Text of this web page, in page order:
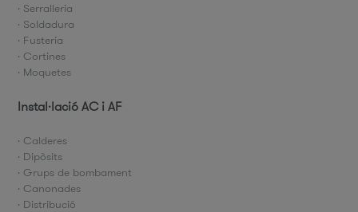
· Serralleria
· Soldadura
· Fusteria
· Cortines
· Moquetes
Instal·lació AC i AF
· Calderes
· Dipòsits
· Grups de bombament
· Canonades
· Distribució